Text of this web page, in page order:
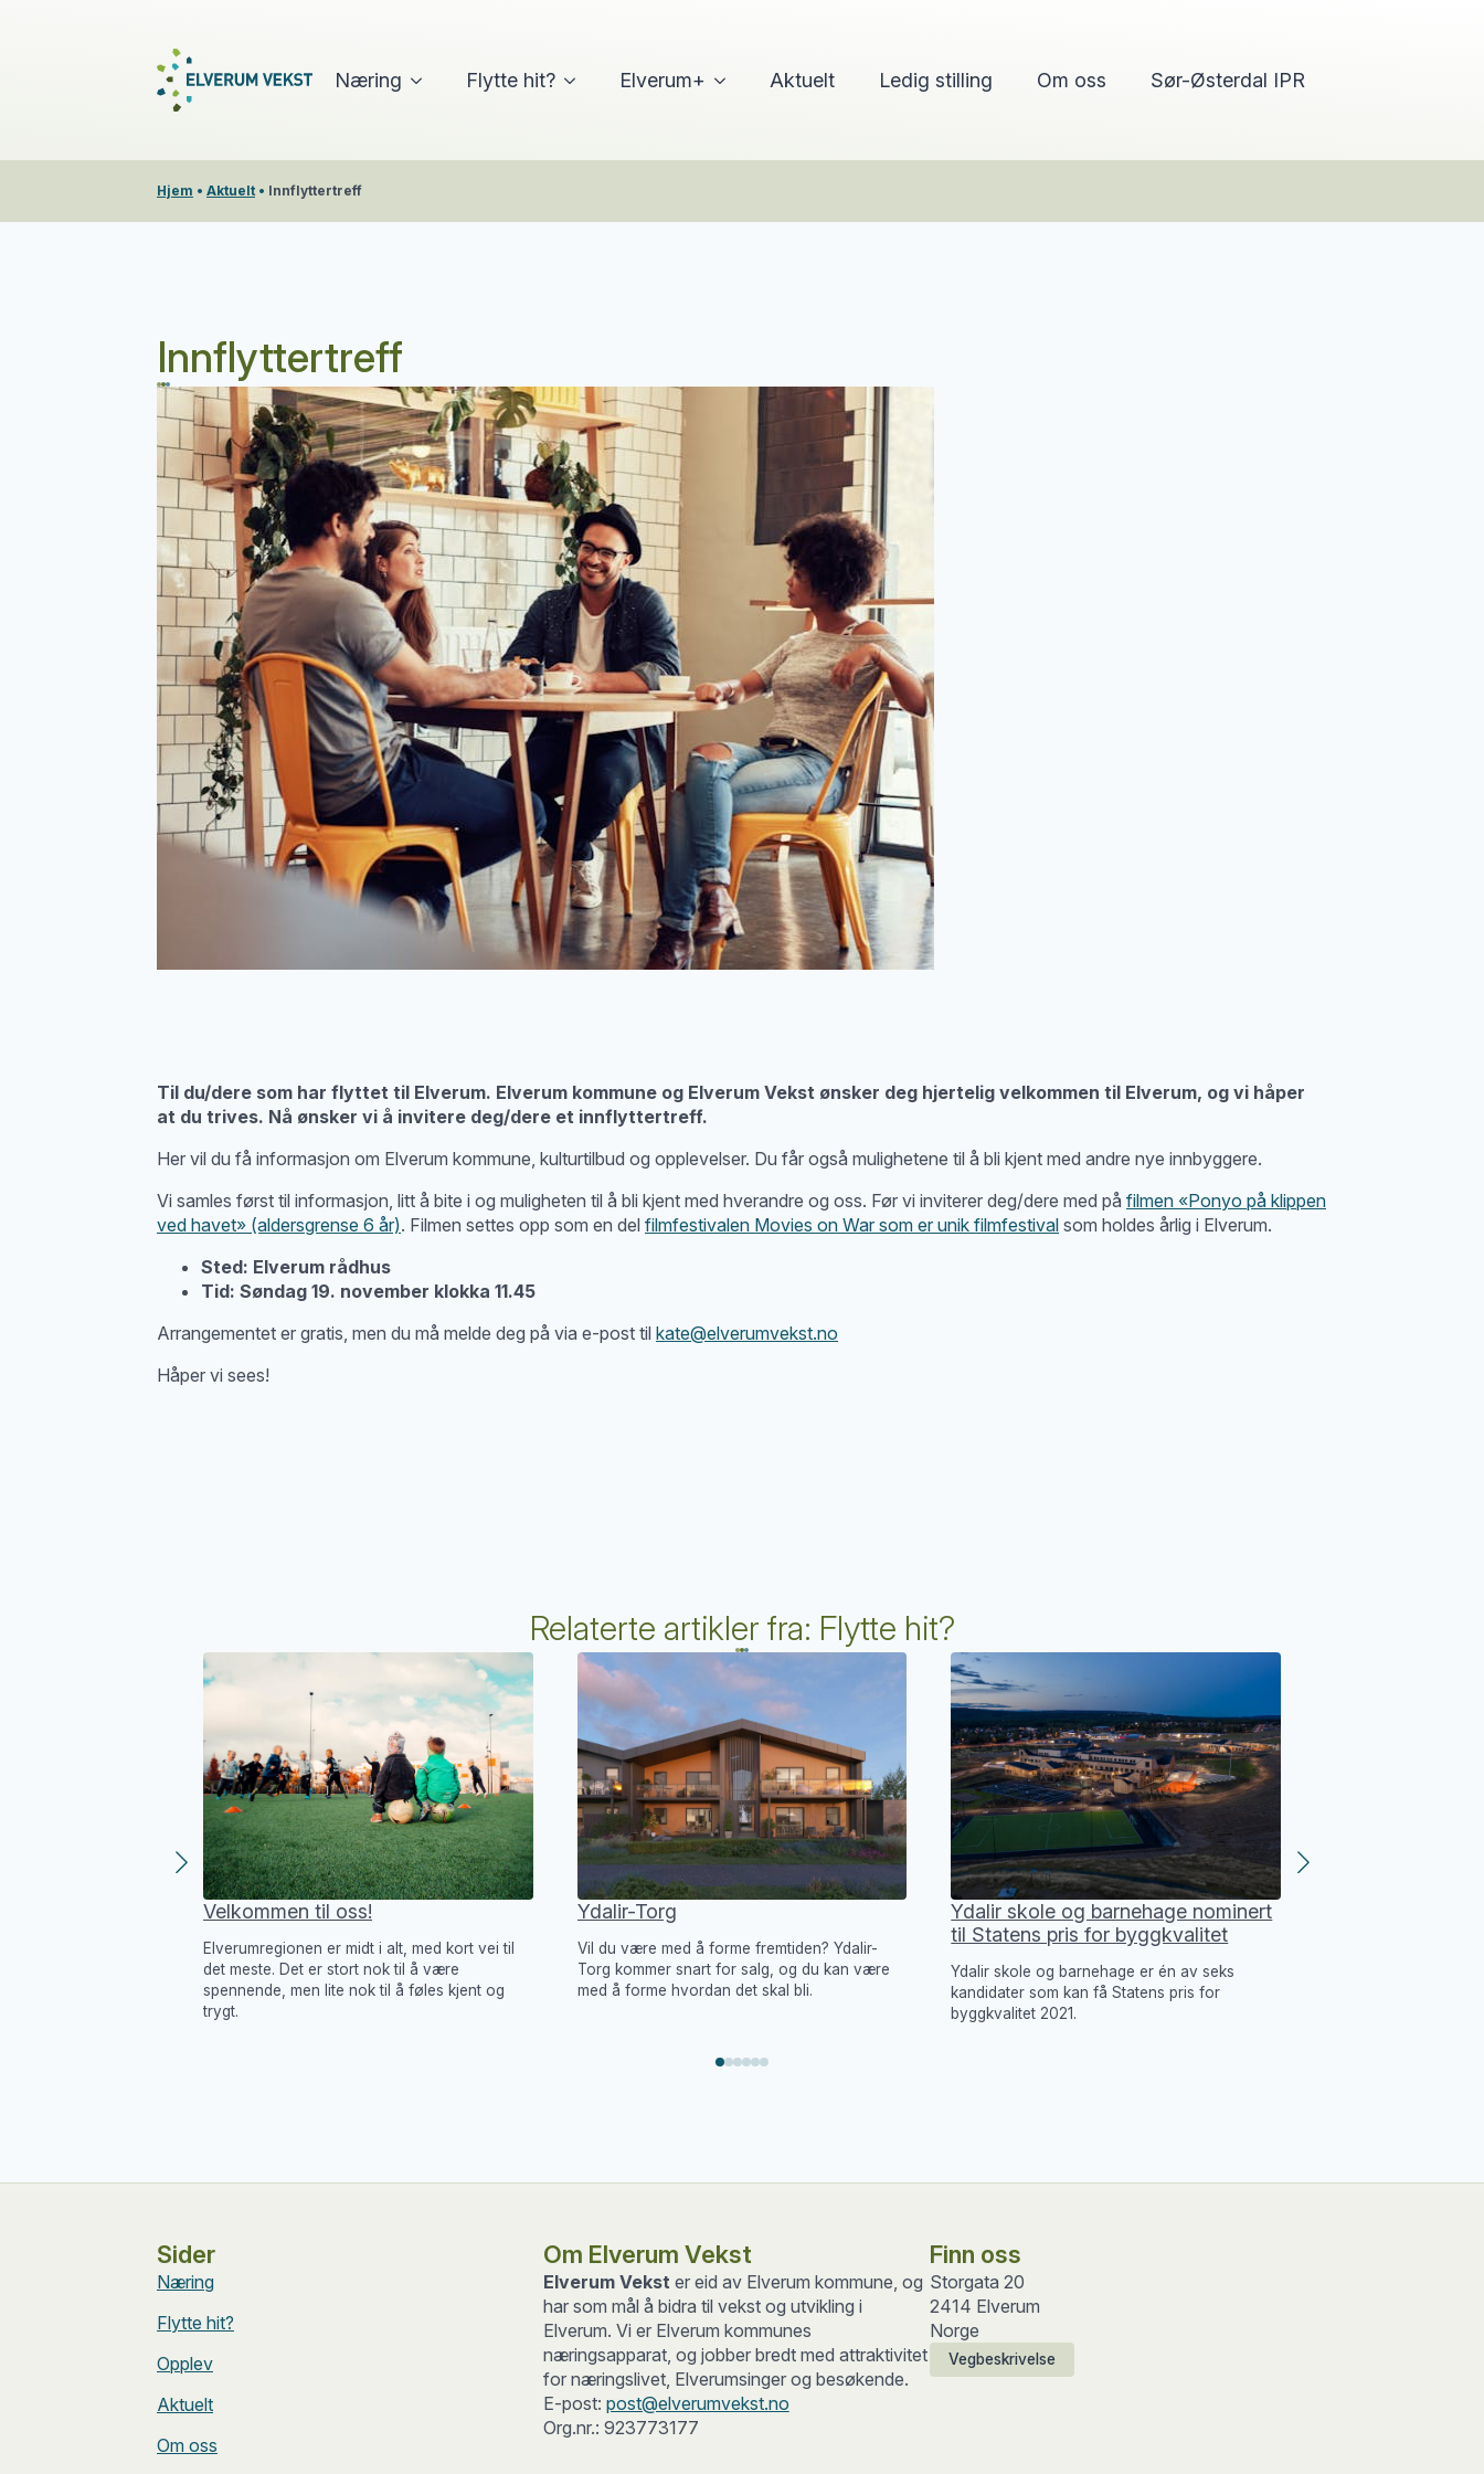
Næring Flytte hit? Elverum+ Aktuelt Ledig stilling Om oss Sør-Østerdal IPR
Hjem • Aktuelt • Innflyttertreff
Innflyttertreff
Til du/dere som har flyttet til Elverum. Elverum kommune og Elverum Vekst ønsker deg hjertelig velkommen til Elverum, og vi håper
at du trives. Nå ønsker vi å invitere deg/dere et innflyttertreff.
Her vil du få informasjon om Elverum kommune, kulturtilbud og opplevelser. Du får også mulighetene til å bli kjent med andre nye innbyggere.
Vi samles først til informasjon, litt å bite i og muligheten til å bli kjent med hverandre og oss. Før vi inviterer deg/dere med på filmen «Ponyo på klippen
ved havet» (aldersgrense 6 år). Filmen settes opp som en del filmfestivalen Movies on War som er unik filmfestival som holdes årlig i Elverum.
Sted: Elverum rådhus
Tid: Søndag 19. november klokka 11.45
Arrangementet er gratis, men du må melde deg på via e-post til kate@elverumvekst.no
Håper vi sees!
Relaterte artikler fra: Flytte hit?
Velkommen til oss!
Elverumregionen er midt i alt, med kort vei til
det meste. Det er stort nok til å være
spennende, men lite nok til å føles kjent og
trygt.
Ydalir-Torg
Vil du være med å forme fremtiden? Ydalir-
Torg kommer snart for salg, og du kan være
med å forme hvordan det skal bli.
Ydalir skole og barnehage nominert
til Statens pris for byggkvalitet
Ydalir skole og barnehage er én av seks
kandidater som kan få Statens pris for
byggkvalitet 2021.
Sider
Næring
Flytte hit?
Opplev
Aktuelt
Om oss
Om Elverum Vekst
Elverum Vekst er eid av Elverum kommune, og
har som mål å bidra til vekst og utvikling i
Elverum. Vi er Elverum kommunes
næringsapparat, og jobber bredt med attraktivitet
for næringslivet, Elverumsinger og besøkende.
E-post: post@elverumvekst.no
Org.nr.: 923773177
Finn oss
Storgata 20
2414 Elverum
Norge
Vegbeskrivelse